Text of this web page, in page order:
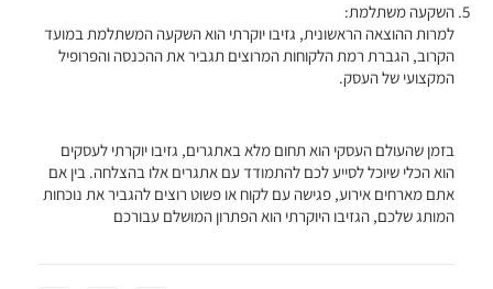
השקעה משתלמת:
למרות ההוצאה הראשונית, גזיבו יוקרתי הוא השקעה המשתלמת במועד
הקרוב, הגברת רמת הלקוחות המרוצים תגביר את ההכנסה והפרופיל
המקצועי של העסק.
בזמן שהעולם העסקי הוא תחום מלא באתגרים, גזיבו יוקרתי לעסקים
הוא הכלי שיוכל לסייע לכם להתמודד עם אתגרים אלו בהצלחה. בין אם
אתם מארחים אירוע, פגישה עם לקוח או פשוט רוצים להגביר את נוכחות
המותג שלכם, הגזיבו היוקרתי הוא הפתרון המושלם עבורכם